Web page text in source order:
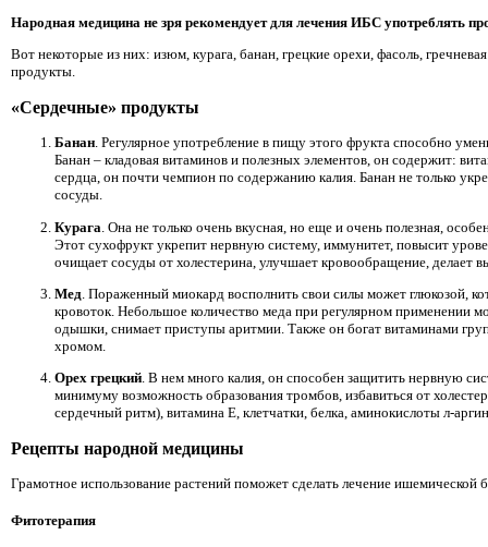
Народная медицина не зря рекомендует для лечения ИБС употреблять
Вот некоторые из них: изюм, курага, банан, грецкие орехи, фасоль,
продукты.
«Сердечные» продукты
Банан. Регулярное употребление в пищу этого фрукта способно
Банан – кладовая витаминов и полезных элементов, он содержит:
сердца, он почти чемпион по содержанию калия. Банан не только
сосуды.
Курага . Она не только очень вкусная, но еще и очень полезная,
Этот сухофрукт укрепит нервную систему, иммунитет, повысит
очищает сосуды от холестерина, улучшает кровообращение, делает
Мед . Пораженный миокард восполнить свои силы может глюкозой,
кровоток. Небольшое количество меда при регулярном применении
одышки, снимает приступы аритмии. Также он богат витаминами
хромом.
Орех грецкий. В нем много калия, он способен защитить нервную
минимуму возможность образования тромбов, избавиться от
сердечный ритм), витамина Е, клетчатки, белка, аминокислоты л-
Рецепты народной медицины
Грамотное использование растений поможет сделать лечение
Фитотерапия